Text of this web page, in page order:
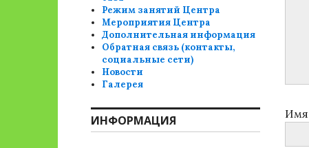
Имя
Режим занятий Центра
Мероприятия Центра
Дополнительная информация
Обратная связь (контакты,
социальные сети)
Новости
Галерея
ИНФОРМАЦИЯ